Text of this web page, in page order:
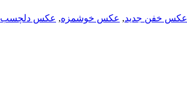
عکس خفن جدید, عکس خوشمزه, عکس دلچسب